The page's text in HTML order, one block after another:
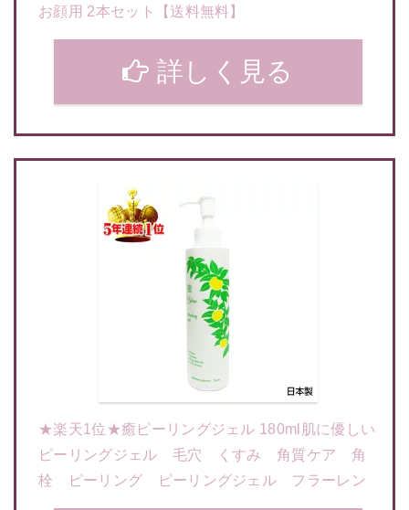
お顔用 2本セット【送料無料】
詳しく見る
★楽天1位★癒ピーリングジェル 180ml肌に優しい
ピーリングジェル 毛穴 くすみ 角質ケア 角
栓 ピーリング ピーリングジェル フラーレン